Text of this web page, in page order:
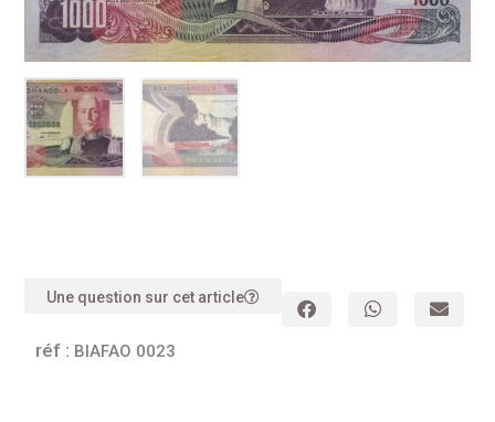
Une question sur cet article
réf : BIAFAO 0023